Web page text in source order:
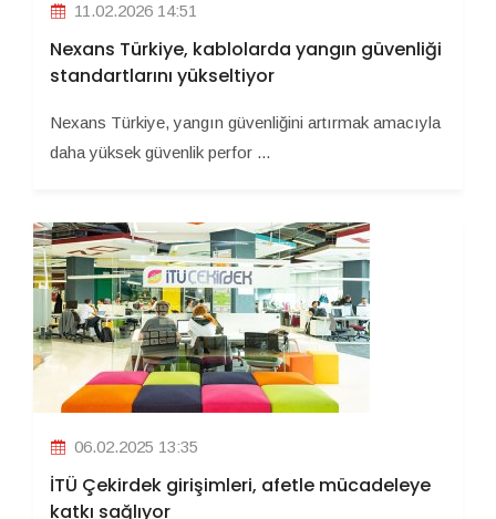
11.02.2026 14:51
Nexans Türkiye, kablolarda yangın güvenliği
standartlarını yükseltiyor
Nexans Türkiye, yangın güvenliğini artırmak amacıyla
daha yüksek güvenlik perfor ...
06.02.2025 13:35
İTÜ Çekirdek girişimleri, afetle mücadeleye
katkı sağlıyor